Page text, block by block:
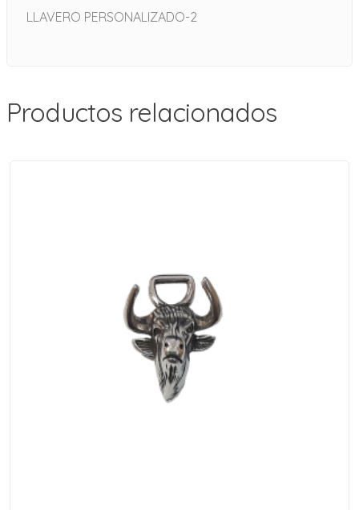
LLAVERO PERSONALIZADO-2
Productos relacionados